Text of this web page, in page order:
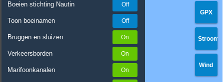
Boeien stichting Nautin
Toon boeinamen
Bruggen en sluizen
Verkeersborden
Marifoonkanalen
GPX
Stroom
Wind